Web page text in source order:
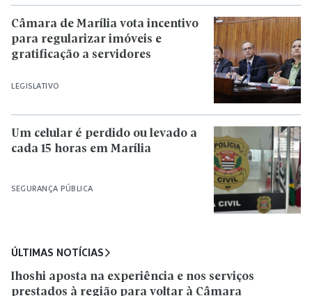
LEGISLATIVO
Câmara de Marília vota incentivo
para regularizar imóveis e
gratificação a servidores
SEGURANÇA PÚBLICA
Um celular é perdido ou levado a
cada 15 horas em Marília
ÚLTIMAS NOTÍCIAS
Ihoshi aposta na experiência e nos serviços
prestados à região para voltar à Câmara